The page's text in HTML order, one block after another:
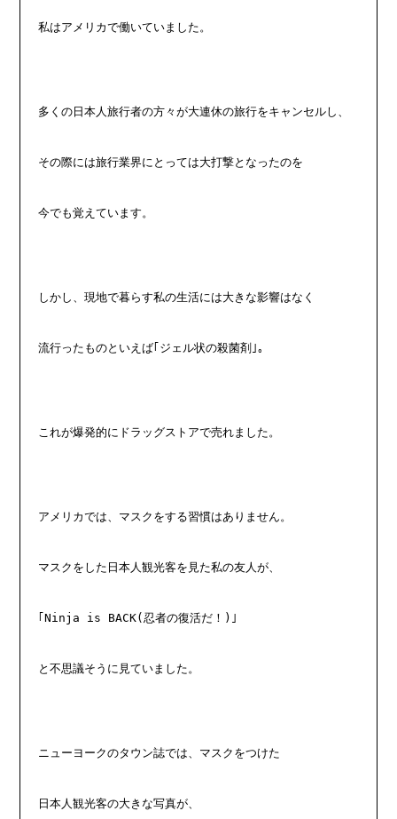
私はアメリカで働いていました。
多くの日本人旅行者の方々が大連休の旅行をキャンセルし、
その際には旅行業界にとっては大打撃となったのを
今でも覚えています。
しかし、現地で暮らす私の生活には大きな影響はなく
流行ったものといえば｢ジェル状の殺菌剤｣。
これが爆発的にドラッグストアで売れました。
アメリカでは、マスクをする習慣はありません。
マスクをした日本人観光客を見た私の友人が、
｢Ninja is BACK(忍者の復活だ！)｣
と不思議そうに見ていました。
ニューヨークのタウン誌では、マスクをつけた
日本人観光客の大きな写真が、